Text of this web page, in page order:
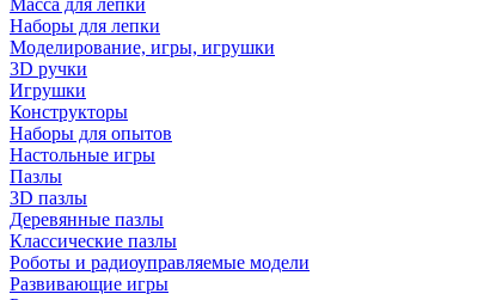
Масса для лепки
Наборы для лепки
Моделирование, игры, игрушки
3D ручки
Игрушки
Конструкторы
Наборы для опытов
Настольные игры
Пазлы
3D пазлы
Деревянные пазлы
Классические пазлы
Роботы и радиоуправляемые модели
Развивающие игры